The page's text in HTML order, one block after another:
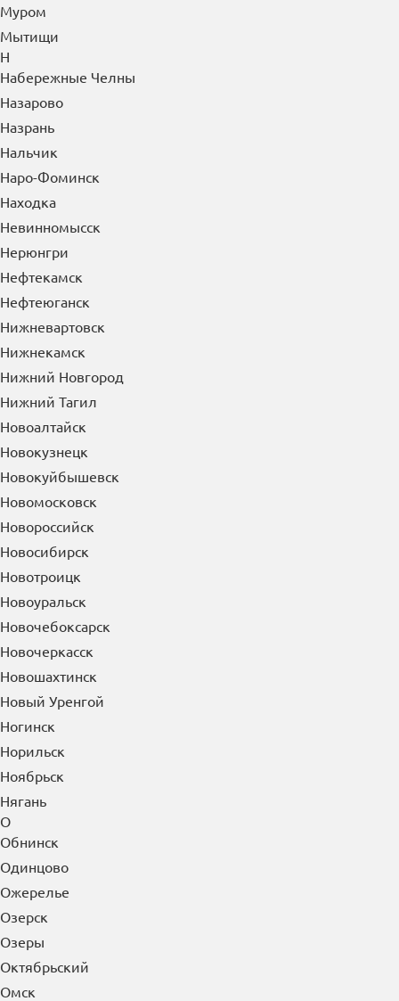
Муром
Мытищи
Н
Набережные Челны
Назарово
Назрань
Нальчик
Наро-Фоминск
Находка
Невинномысск
Нерюнгри
Нефтекамск
Нефтеюганск
Нижневартовск
Нижнекамск
Нижний Новгород
Нижний Тагил
Новоалтайск
Новокузнецк
Новокуйбышевск
Новомосковск
Новороссийск
Новосибирск
Новотроицк
Новоуральск
Новочебоксарск
Новочеркасск
Новошахтинск
Новый Уренгой
Ногинск
Норильск
Ноябрьск
Нягань
О
Обнинск
Одинцово
Ожерелье
Озерск
Озеры
Октябрьский
Омск